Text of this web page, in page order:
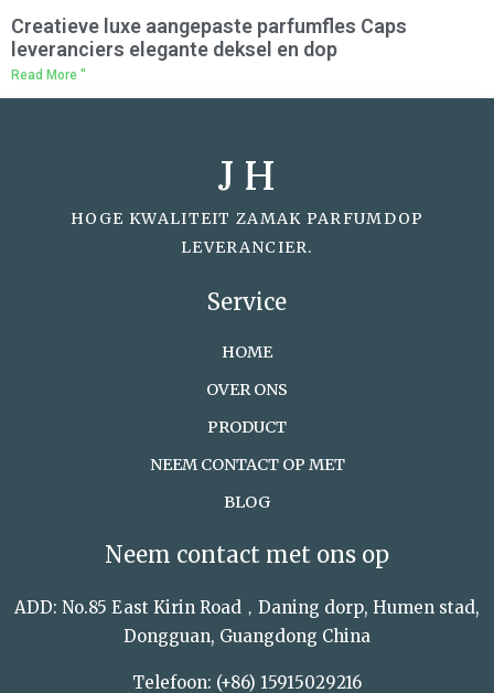
Creatieve luxe aangepaste parfumfles Caps
leveranciers elegante deksel en dop
Read More "
J H
HOGE KWALITEIT ZAMAK PARFUMDOP
LEVERANCIER.
Service
HOME
OVER ONS
PRODUCT
NEEM CONTACT OP MET
BLOG
Neem contact met ons op
ADD: No.85 East Kirin Road，Daning dorp, Humen stad,
Dongguan, Guangdong China
Telefoon: (+86) 15915029216